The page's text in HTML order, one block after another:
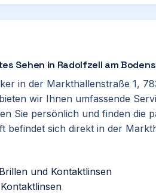
Sehen in Radolfzell am
in der Markthallenstraße 1,
wir Ihnen umfassende
Sie persönlich und finden die
befindet sich direkt in der
und Kontaktlinsen